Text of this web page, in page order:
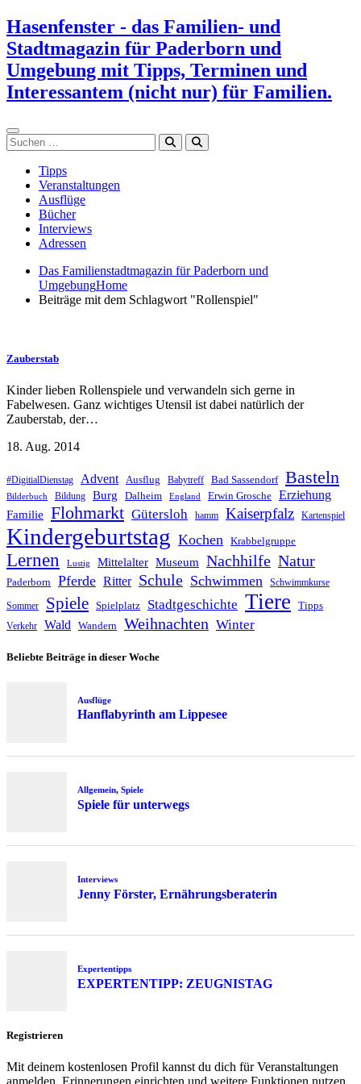
Zum
Inhalt
springen
Hasenfenster - das Familien- und
Stadtmagazin für Paderborn und
Umgebung mit Tipps, Terminen und
Interessantem (nicht nur) für Familien.
Suchen
Tipps
Veranstaltungen
Ausflüge
Bücher
Interviews
Adressen
Das Familienstadtmagazin für Paderborn und
UmgebungHome
Beiträge mit dem Schlagwort "Rollenspiel"
Zauberstab
Kinder lieben Rollenspiele und verwandeln sich gerne in
Fabelwesen. Ganz wichtiges Utensil ist dabei natürlich der
Zauberstab, der…
18. Aug. 2014
#DigitialDienstag Advent Ausflug Babytreff Bad Sassendorf Basteln
Bilderbuch Bildung Burg Dalheim England Erwin Grosche Erziehung
Familie Flohmarkt Gütersloh hamm Kaiserpfalz Kartenspiel
Kindergeburtstag Kochen Krabbelgruppe
Lernen Lustig Mittelalter Museum Nachhilfe Natur
Paderborn Pferde Ritter Schule Schwimmen Schwimmkurse
Sommer Spiele Spielplatz Stadtgeschichte Tiere Tipps
Verkehr Wald Wandern Weihnachten Winter
Beliebte Beiträge in dieser Woche
Ausflüge
Hanflabyrinth am Lippesee
Allgemein, Spiele
Spiele für unterwegs
Interviews
Jenny Förster, Ernährungsberaterin
Expertentipps
EXPERTENTIPP: ZEUGNISTAG
Registrieren
Mit deinem kostenlosen Profil kannst du dich für Veranstaltungen